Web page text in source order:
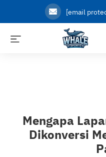
[email
Mengapa
Dikonversi